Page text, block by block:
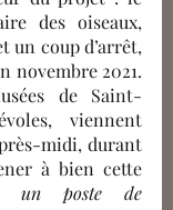
des oiseaux,
un coup d’arrêt,
novembre 2021.
de Saint-
viennent
midi, durant
à bien cette
poste de